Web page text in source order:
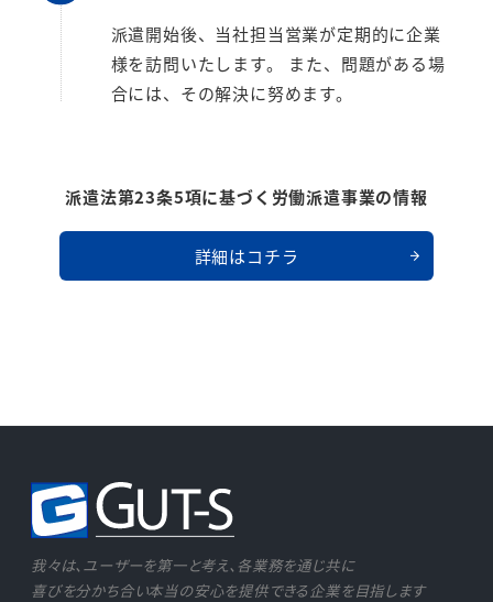
派遣開始後、当社担当営業が定期的に企業
様を訪問いたします。 また、問題がある場
合には、その解決に努めます。
派遣法第23条5項に基づく労働派遣事業の情報
詳細はコチラ
我々は、ユーザーを第一と考え、各業務を通じ共に
喜びを分かち合い本当の安心を提供できる企業を目指します